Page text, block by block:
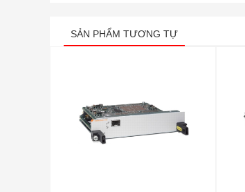
SẢN PHẨM TƯƠNG TỰ